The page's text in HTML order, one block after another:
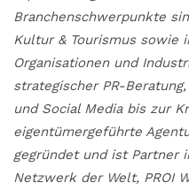
Branchenschwerpunkte
Kultur & Tourismus sowie
Organisationen und
strategischer PR-
und Social Media bis zur
eigentümergeführte
gegründet und ist Partner
Netzwerk der Welt, PROI